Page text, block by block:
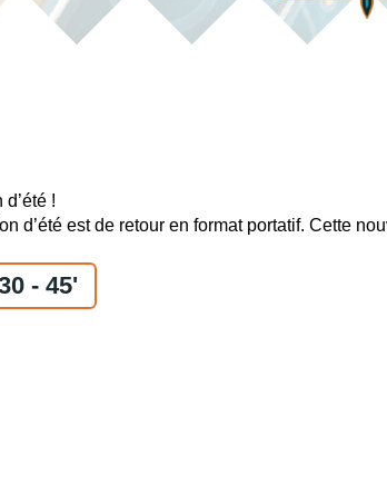
!
d’été est de retour en format portatif. Cette
- 45'